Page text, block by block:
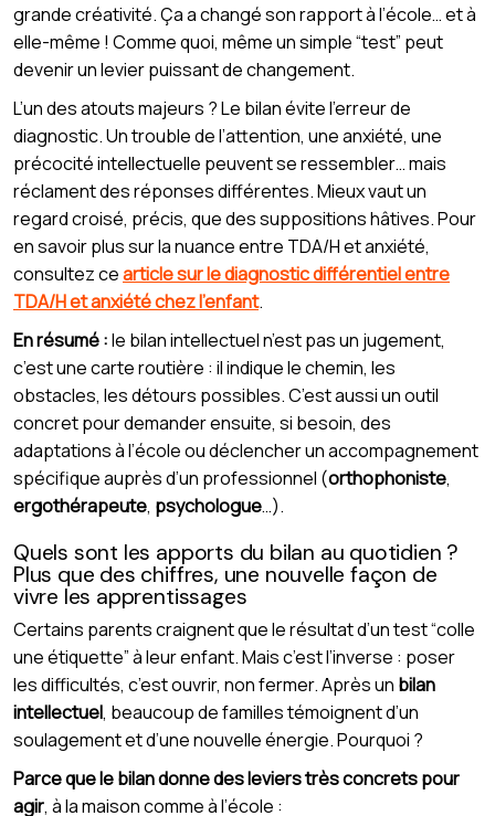
grande créativité. Ça a changé son rapport à l’école… et à
elle-même ! Comme quoi, même un simple “test” peut
devenir un levier puissant de changement.
L’un des atouts majeurs ? Le bilan évite l’erreur de
diagnostic. Un trouble de l’attention, une anxiété, une
précocité intellectuelle peuvent se ressembler… mais
réclament des réponses différentes. Mieux vaut un
regard croisé, précis, que des suppositions hâtives. Pour
en savoir plus sur la nuance entre TDA/H et anxiété,
consultez cearticle sur le diagnostic différentiel entre
TDA/H et anxiété chez l’enfant.
En résumé :le bilan intellectuel n’est pas un jugement,
c’est une carte routière : il indique le chemin, les
obstacles, les détours possibles. C’est aussi un outil
concret pour demander ensuite, si besoin, des
adaptations à l’école ou déclencher un accompagnement
spécifique auprès d’un professionnel (orthophoniste,
ergothérapeute, psychologue…).
Quels sont les apports du bilan au quotidien ?
Plus que des chiffres, une nouvelle façon de
vivre les apprentissages
Certains parents craignent que le résultat d’un test “colle
une étiquette” à leur enfant. Mais c’est l’inverse : poser
les difficultés, c’est ouvrir, non fermer. Après un bilan
intellectuel, beaucoup de familles témoignent d’un
soulagement et d’une nouvelle énergie. Pourquoi ?
Parce que le bilan donne des leviers très concrets pour
agir, à la maison comme à l’école :